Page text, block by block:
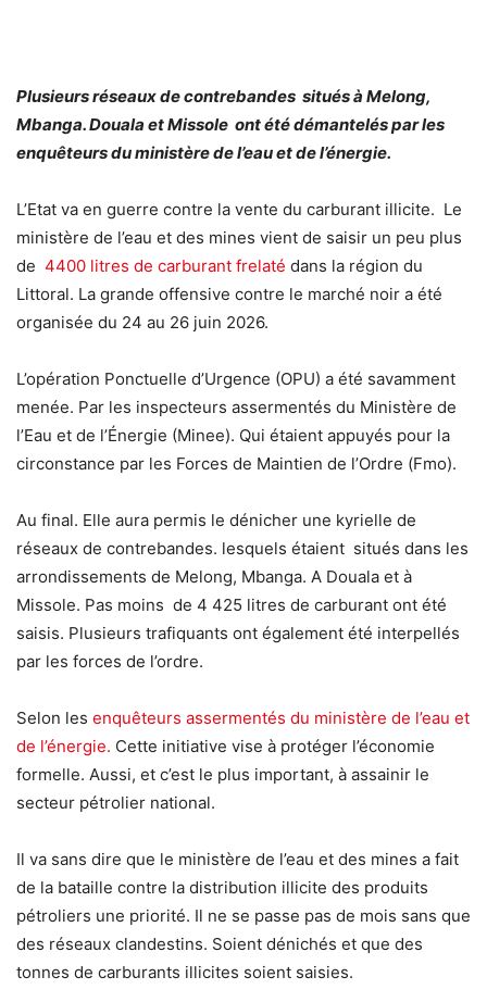
Plusieurs réseaux de contrebandes situés à Melong,
Mbanga. Douala et Missole ont été démantelés par les
enquêteurs du ministère de l’eau et de l’énergie.
L’Etat va en guerre contre la vente du carburant illicite. Le
ministère de l’eau et des mines vient de saisir un peu plus
de 4400 litres de carburant frelaté dans la région du
Littoral. La grande offensive contre le marché noir a été
organisée du 24 au 26 juin 2026.
L’opération Ponctuelle d’Urgence (OPU) a été savamment
menée. Par les inspecteurs assermentés du Ministère de
l’Eau et de l’Énergie (Minee). Qui étaient appuyés pour la
circonstance par les Forces de Maintien de l’Ordre (Fmo).
Au final. Elle aura permis le dénicher une kyrielle de
réseaux de contrebandes. lesquels étaient situés dans les
arrondissements de Melong, Mbanga. A Douala et à
Missole. Pas moins de 4 425 litres de carburant ont été
saisis. Plusieurs trafiquants ont également été interpellés
par les forces de l’ordre.
Selon les enquêteurs assermentés du ministère de l’eau et
de l’énergie. Cette initiative vise à protéger l’économie
formelle. Aussi, et c’est le plus important, à assainir le
secteur pétrolier national.
Il va sans dire que le ministère de l’eau et des mines a fait
de la bataille contre la distribution illicite des produits
pétroliers une priorité. Il ne se passe pas de mois sans que
des réseaux clandestins. Soient dénichés et que des
tonnes de carburants illicites soient saisies.